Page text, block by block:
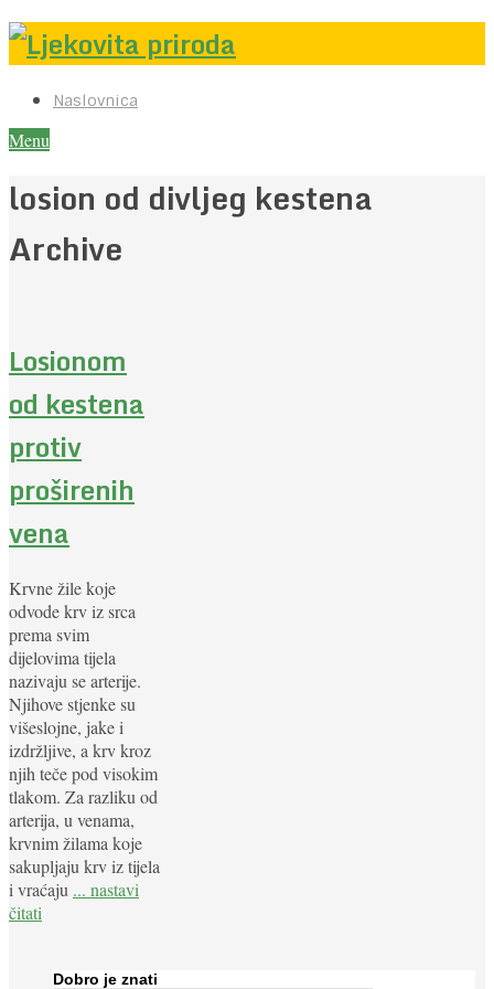
Naslovnica
Menu
losion od divljeg kestena
Archive
Losionom
od kestena
protiv
proširenih
vena
Krvne žile koje
odvode krv iz srca
prema svim
dijelovima tijela
nazivaju se arterije.
Njihove stjenke su
višeslojne, jake i
izdržljive, a krv kroz
njih teče pod visokim
tlakom. Za razliku od
arterija, u venama,
krvnim žilama koje
sakupljaju krv iz tijela
i vraćaju ... nastavi
čitati
Dobro je znati